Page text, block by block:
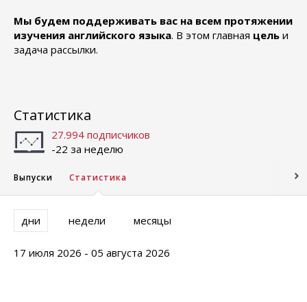
Мы будем поддерживать вас на всем протяжении
изучения английского языка. В этом главная цель и
задача рассылки.
Статистика
27.994 подписчиков
-22 за неделю
Выпуски Статистика
дни недели месяцы
17 июля 2026 - 05 августа 2026